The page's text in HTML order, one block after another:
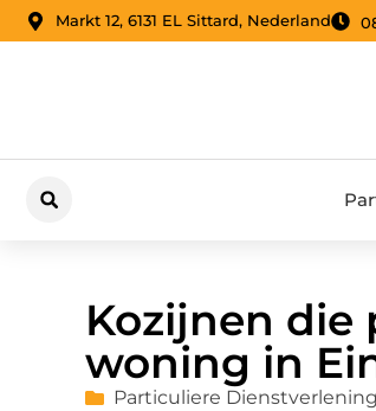
Markt 12, 6131 EL Sittard, Nederland
Kozijnen die
woning in
Particuliere Dienstverlening